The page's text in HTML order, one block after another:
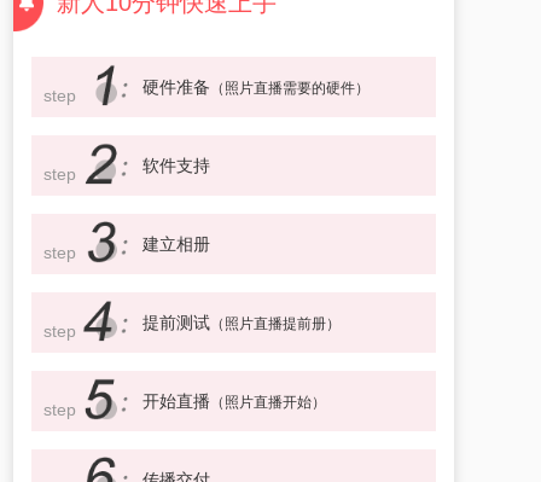
step 硬件准备 （照片直播需要的硬件）
step 软件支持
step 建立相册
step 提前测试 （照片直播提前册）
step 开始直播 （照片直播开始）